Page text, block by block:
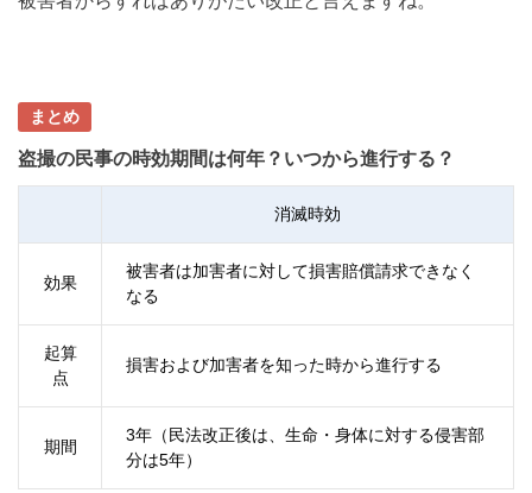
まとめ
盗撮の民事の時効期間は何年？いつから進行する？
消滅時効
効果
被害者は加害者に対して損害賠償請求できなく
なる
起算
点
損害および加害者を知った時から進行する
期間
3年（民法改正後は、生命・身体に対する侵害部
分は5年）